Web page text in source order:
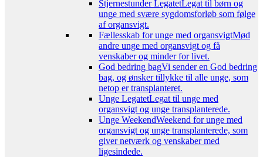
Stjernestunder LegatetLegat til børn og
unge med svære sygdomsforløb som følge
af organsvigt.
Fællesskab for unge med organsvigtMød
andre unge med organsvigt og få
venskaber og minder for livet.
God bedring bagVi sender en God bedring
bag, og ønsker tillykke til alle unge, som
netop er transplanteret.
Unge LegatetLegat til unge med
organsvigt og unge transplanterede.
Unge WeekendWeekend for unge med
organsvigt og unge transplanterede, som
giver netværk og venskaber med
ligesindede.